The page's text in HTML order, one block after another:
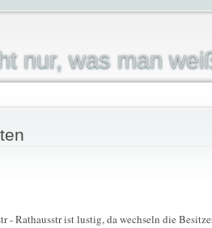
nur, was man
- Rathausstr ist lustig, da wechseln die